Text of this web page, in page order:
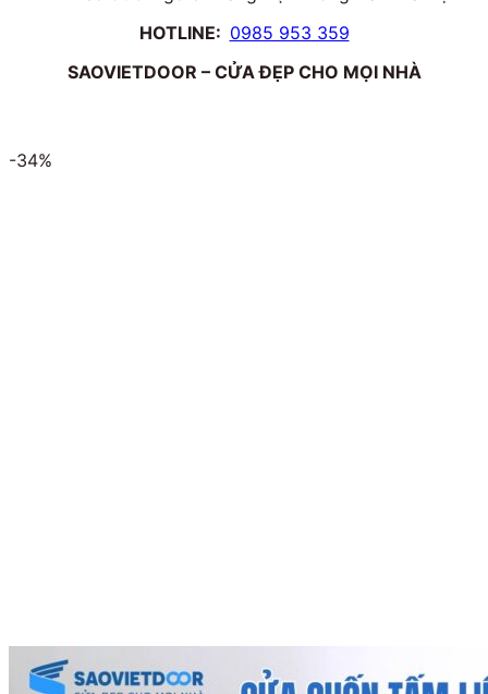
HOTLINE: 0985 953 359
SAOVIETDOOR – CỬA ĐẸP CHO MỌI NHÀ
-34%